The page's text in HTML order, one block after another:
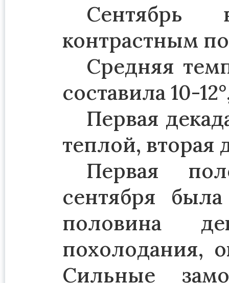
Сентябрь
контрастным
Средняя
составила 10-
Первая
теплой, вторая
Первая
сентября
половина
похолодания,
Сильные